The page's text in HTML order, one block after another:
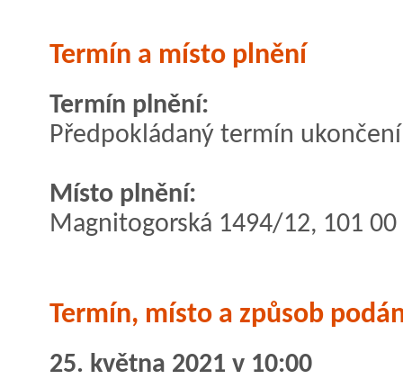
Termín a místo plnění
Termín plnění:
Předpokládaný termín
Místo plnění:
Magnitogorská 1494/12, 101 00
Termín, místo a způsob
25. května 2021 v 10:00